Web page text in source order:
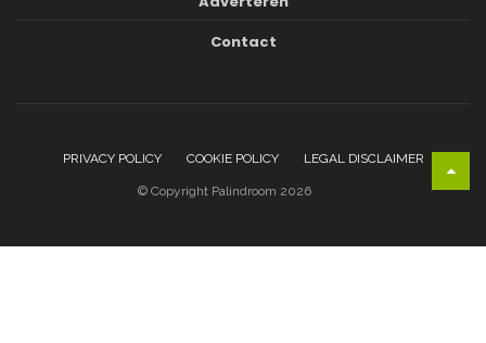
Contact
PRIVACY POLICY COOKIE POLICY LEGAL DISCLAIMER
© Copyright Palindroom 2026